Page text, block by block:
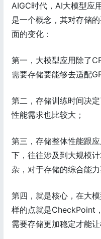
AIGC时代，AI大模型应
是一个概念，其对存储
面的变化：
第一，大模型应用除了
需要存储要能够去适配
第二，存储训练时间决
性能需求也比较大；
第三，存储整体性能跟
下，往往涉及到大规模
杂，对于存储的综合能力
第四，就是核心，在大
样的点就是CheckPoint
需要存储更加稳定才能